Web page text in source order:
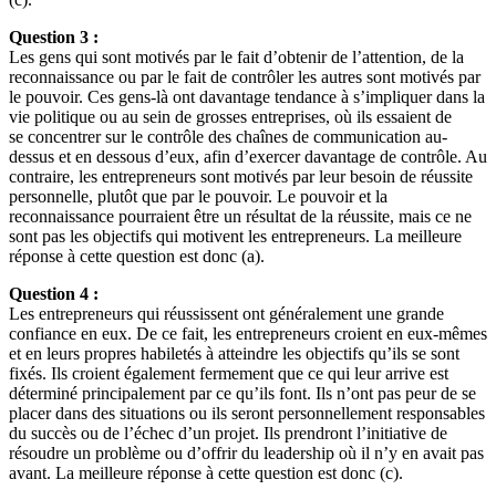
Question 3 :
Les gens qui sont motivés par le fait d’obtenir de l’attention, de la
reconnaissance ou par le fait de contrôler les autres sont motivés par
le pouvoir. Ces gens-là ont davantage tendance à s’impliquer dans la
vie politique ou au sein de grosses entreprises, où ils essaient de
se concentrer sur le contrôle des chaînes de communication au-
dessus et en dessous d’eux, afin d’exercer davantage de contrôle. Au
contraire, les entrepreneurs sont motivés par leur besoin de réussite
personnelle, plutôt que par le pouvoir. Le pouvoir et la
reconnaissance pourraient être un résultat de la réussite, mais ce ne
sont pas les objectifs qui motivent les entrepreneurs. La meilleure
réponse à cette question est donc (a).
Question 4 :
Les entrepreneurs qui réussissent ont généralement une grande
confiance en eux. De ce fait, les entrepreneurs croient en eux-mêmes
et en leurs propres habiletés à atteindre les objectifs qu’ils se sont
fixés. Ils croient également fermement que ce qui leur arrive est
déterminé principalement par ce qu’ils font. Ils n’ont pas peur de se
placer dans des situations ou ils seront personnellement responsables
du succès ou de l’échec d’un projet. Ils prendront l’initiative de
résoudre un problème ou d’offrir du leadership où il n’y en avait pas
avant. La meilleure réponse à cette question est donc (c).